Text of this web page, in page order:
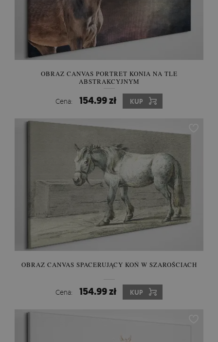
OBRAZ CANVAS PORTRET KONIA NA TLE
ABSTRAKCYJNYM
Cena: 154.99 zł KUP
OBRAZ CANVAS SPACERUJĄCY KOŃ W SZAROŚCIACH
Cena: 154.99 zł KUP